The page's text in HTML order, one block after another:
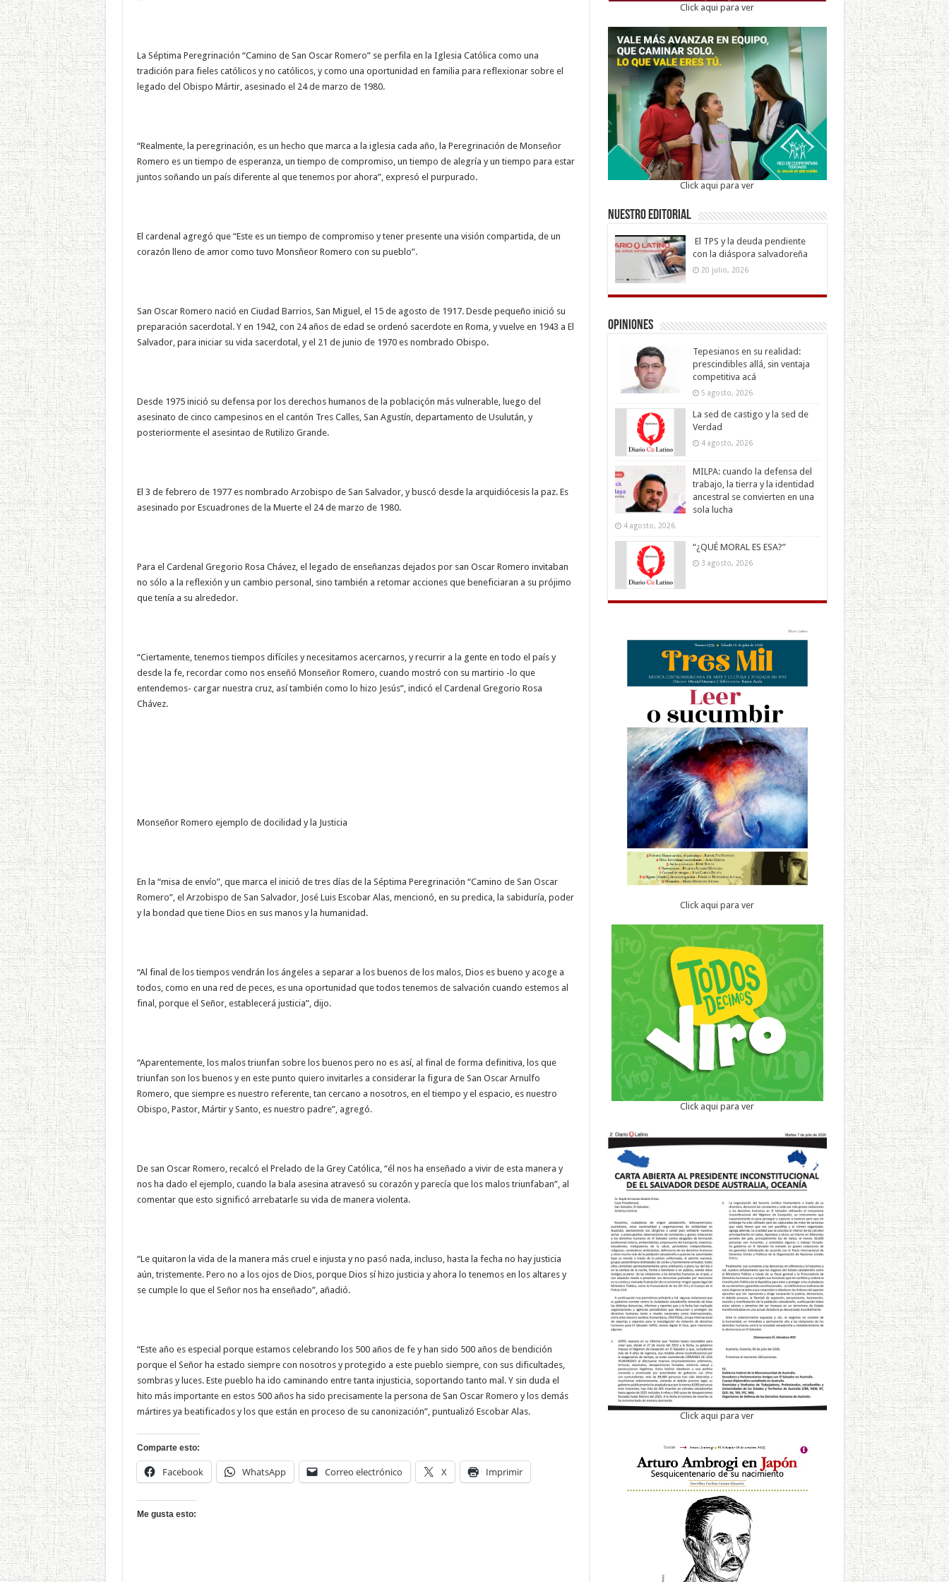
La Séptima Peregrinación “Camino de San Oscar Romero” se perfila en la Iglesia Católica como una
tradición para fieles católicos y no católicos, y como una oportunidad en familia para reflexionar sobre el
legado del Obispo Mártir, asesinado el 24 de marzo de 1980.
“Realmente, la peregrinación, es un hecho que marca a la iglesia cada año, la Peregrinación de Monseñor
Romero es un tiempo de esperanza, un tiempo de compromiso, un tiempo de alegría y un tiempo para estar
juntos soñando un país diferente al que tenemos por ahora”, expresó el purpurado.
El cardenal agregó que “Este es un tiempo de compromiso y tener presente una visión compartida, de un
corazón lleno de amor como tuvo Monsñeor Romero con su pueblo”.
San Oscar Romero nació en Ciudad Barrios, San Miguel, el 15 de agosto de 1917. Desde pequeño inició su
preparación sacerdotal. Y en 1942, con 24 años de edad se ordenó sacerdote en Roma, y vuelve en 1943 a El
Salvador, para iniciar su vida sacerdotal, y el 21 de junio de 1970 es nombrado Obispo.
Desde 1975 inició su defensa por los derechos humanos de la poblaciçón más vulnerable, luego del
asesinato de cinco campesinos en el cantón Tres Calles, San Agustín, departamento de Usulután, y
posteriormente el asesintao de Rutilizo Grande.
El 3 de febrero de 1977 es nombrado Arzobispo de San Salvador, y buscó desde la arquidiócesis la paz. Es
asesinado por Escuadrones de la Muerte el 24 de marzo de 1980.
Para el Cardenal Gregorio Rosa Chávez, el legado de enseñanzas dejados por san Oscar Romero invitaban
no sólo a la reflexión y un cambio personal, sino también a retomar acciones que beneficiaran a su prójimo
que tenía a su alrededor.
“Ciertamente, tenemos tiempos difíciles y necesitamos acercarnos, y recurrir a la gente en todo el país y
desde la fe, recordar como nos enseñó Monseñor Romero, cuando mostró con su martirio -lo que
entendemos- cargar nuestra cruz, así también como lo hizo Jesús”, indicó el Cardenal Gregorio Rosa
Chávez.
Monseñor Romero ejemplo de docilidad y la Justicia
En la “misa de envío”, que marca el inició de tres días de la Séptima Peregrinación “Camino de San Oscar
Romero”, el Arzobispo de San Salvador, José Luis Escobar Alas, mencionó, en su predica, la sabiduría, poder
y la bondad que tiene Dios en sus manos y la humanidad.
“Al final de los tiempos vendrán los ángeles a separar a los buenos de los malos, Dios es bueno y acoge a
todos, como en una red de peces, es una oportunidad que todos tenemos de salvación cuando estemos al
final, porque el Señor, establecerá justicia”, dijo.
“Aparentemente, los malos triunfan sobre los buenos pero no es así, al final de forma definitiva, los que
triunfan son los buenos y en este punto quiero invitarles a considerar la figura de San Oscar Arnulfo
Romero, que siempre es nuestro referente, tan cercano a nosotros, en el tiempo y el espacio, es nuestro
Obispo, Pastor, Mártir y Santo, es nuestro padre”, agregó.
De san Oscar Romero, recalcó el Prelado de la Grey Católica, “él nos ha enseñado a vivir de esta manera y
nos ha dado el ejemplo, cuando la bala asesina atravesó su corazón y parecía que los malos triunfaban”, al
comentar que esto significó arrebatarle su vida de manera violenta.
“Le quitaron la vida de la manera más cruel e injusta y no pasó nada, incluso, hasta la fecha no hay justicia
aún, tristemente. Pero no a los ojos de Dios, porque Dios sí hizo justicia y ahora lo tenemos en los altares y
se cumple lo que el Señor nos ha enseñado”, añadió.
“Este año es especial porque estamos celebrando los 500 años de fe y han sido 500 años de bendición
porque el Señor ha estado siempre con nosotros y protegido a este pueblo siempre, con sus dificultades,
sombras y luces. Este pueblo ha ido caminando entre tanta injusticia, soportando tanto mal. Y sin duda el
hito más importante en estos 500 años ha sido precisamente la persona de San Oscar Romero y los demás
mártires ya beatificados y los que están en proceso de su canonización”, puntualizó Escobar Alas.
Comparte esto:
Facebook WhatsApp Correo electrónico X Imprimir
Me gusta esto:
Click aqui para ver
Click aqui para ver
Nuestro Editorial
El TPS y la deuda pendiente
con la diáspora salvadoreña
20 julio, 2026
Opiniones
Tepesianos en su realidad:
prescindibles allá, sin ventaja
competitiva acá
5 agosto, 2026
La sed de castigo y la sed de
Verdad
4 agosto, 2026
MILPA: cuando la defensa del
trabajo, la tierra y la identidad
ancestral se convierten en una
sola lucha
4 agosto, 2026
“¿QUÉ MORAL ES ESA?”
3 agosto, 2026
Click aqui para ver
Click aqui para ver
Click aqui para ver